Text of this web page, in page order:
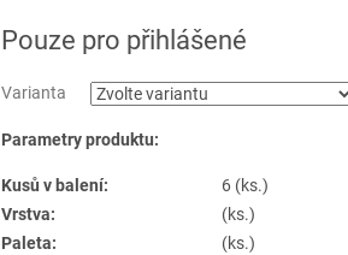
Pouze pro přihlášené
Varianta
Parametry produktu:
Kusů v balení:
6 (ks.)
Vrstva:
(ks.)
Paleta:
(ks.)